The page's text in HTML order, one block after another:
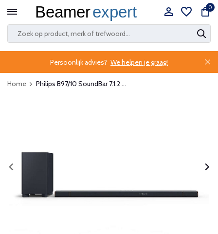
0
Persoonlijk advies? We helpen je graag!
Home Philips B97/10 SoundBar 7.1.2 ...